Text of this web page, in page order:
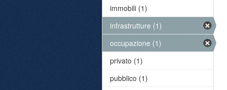
immobili (1)
infrastrutture (1)
occupazione (1)
privato (1)
pubblico (1)